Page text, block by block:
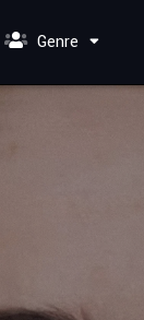
Genre